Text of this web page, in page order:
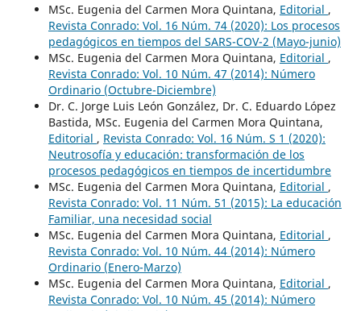
MSc. Eugenia del Carmen Mora Quintana, Editorial ,
Revista Conrado: Vol. 16 Núm. 74 (2020): Los procesos
pedagógicos en tiempos del SARS-COV-2 (Mayo-junio)
MSc. Eugenia del Carmen Mora Quintana, Editorial ,
Revista Conrado: Vol. 10 Núm. 47 (2014): Número
Ordinario (Octubre-Diciembre)
Dr. C. Jorge Luis León González, Dr. C. Eduardo López
Bastida, MSc. Eugenia del Carmen Mora Quintana,
Editorial , Revista Conrado: Vol. 16 Núm. S 1 (2020):
Neutrosofía y educación: transformación de los
procesos pedagógicos en tiempos de incertidumbre
MSc. Eugenia del Carmen Mora Quintana, Editorial ,
Revista Conrado: Vol. 11 Núm. 51 (2015): La educación
Familiar, una necesidad social
MSc. Eugenia del Carmen Mora Quintana, Editorial ,
Revista Conrado: Vol. 10 Núm. 44 (2014): Número
Ordinario (Enero-Marzo)
MSc. Eugenia del Carmen Mora Quintana, Editorial ,
Revista Conrado: Vol. 10 Núm. 45 (2014): Número